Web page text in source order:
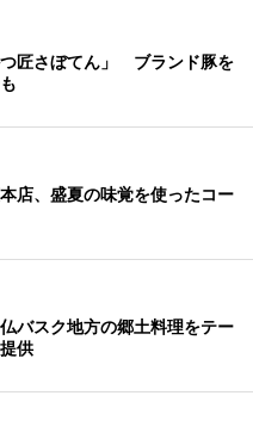
匠さぼてん」 ブランド豚を
店、盛夏の味覚を使ったコー
バスク地方の郷土料理をテー
供